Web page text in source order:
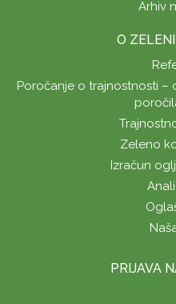
Arhiv
O
Poročanje o trajnostnosti –
Zeleno
Izračun
PRIJAVA